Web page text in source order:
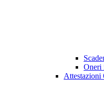
Oneri
Attestazioni